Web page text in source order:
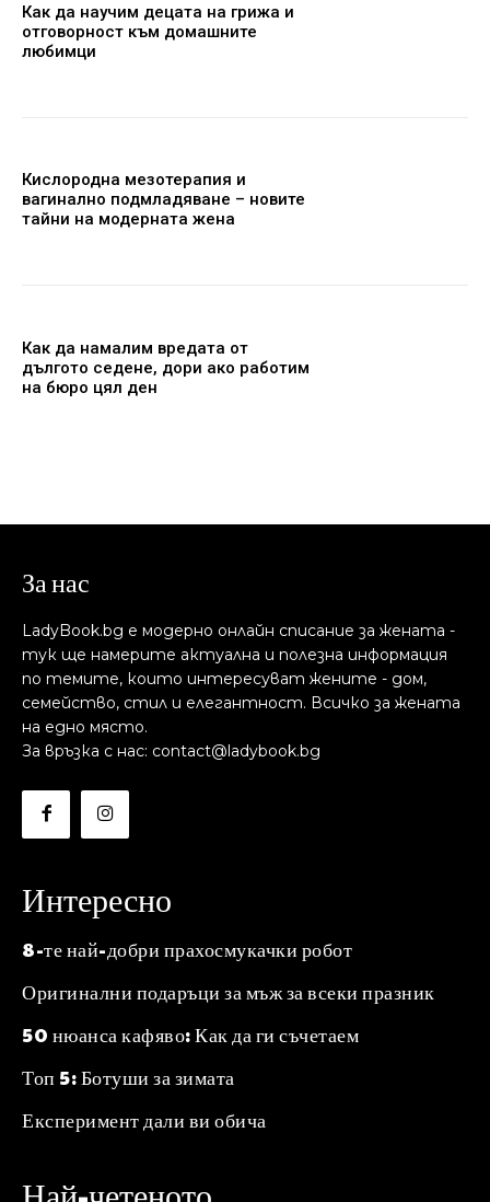
Как да научим децата на грижа и
отговорност към домашните
любимци
Кислородна мезотерапия и
вагинално подмладяване – новите
тайни на модерната жена
Как да намалим вредата от
дългото седене, дори ако работим
на бюро цял ден
За нас
LadyBook.bg е модерно онлайн списание за жената -
тук ще намерите актуална и полезна информация
по темите, които интересуват жените - дом,
семейство, стил и елегантност. Всичко за жената
на едно място.
За връзка с нас: contact@ladybook.bg
Интересно
8-те най-добри прахосмукачки робот
Оригинални подаръци за мъж за всеки празник
50 нюанса кафяво: Как да ги съчетаем
Топ 5: Ботуши за зимата
Експеримент дали ви обича